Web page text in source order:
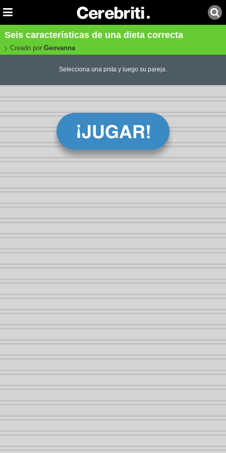
Seis características de una dieta correcta
Creado por:Geovanna
Selecciona una pista y luego su pareja.